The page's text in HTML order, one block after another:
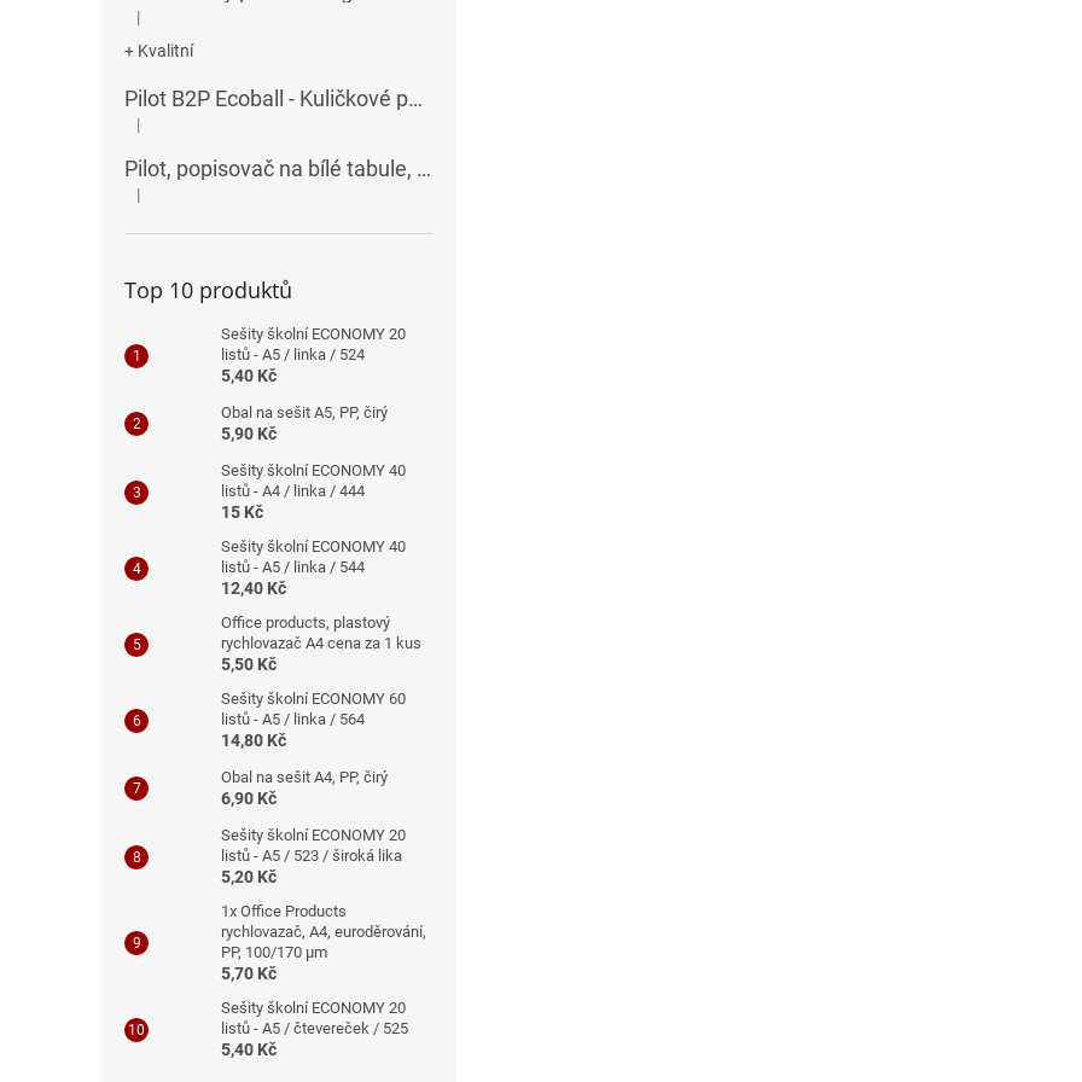
Hodnocení produktu je 5 z 5 hvězdiček.
|
+ Kvalitní
Pilot B2P Ecoball - Kuličkové pero
Hodnocení produktu je 5 z 5 hvězdiček.
|
Pilot, popisovač na bílé tabule, seříznutý hrot, V-Board Master Chisel
Hodnocení produktu je 5 z 5 hvězdiček.
|
Top 10 produktů
Sešity školní ECONOMY 20
listů - A5 / linka / 524
5,40 Kč
Obal na sešit A5, PP, čirý
5,90 Kč
Sešity školní ECONOMY 40
listů - A4 / linka / 444
15 Kč
Sešity školní ECONOMY 40
listů - A5 / linka / 544
12,40 Kč
Office products, plastový
rychlovazač A4 cena za 1 kus
5,50 Kč
Sešity školní ECONOMY 60
listů - A5 / linka / 564
14,80 Kč
Obal na sešit A4, PP, čirý
6,90 Kč
Sešity školní ECONOMY 20
listů - A5 / 523 / široká lika
5,20 Kč
1x Office Products
rychlovazač, A4, euroděrování,
PP, 100/170 μm
5,70 Kč
Sešity školní ECONOMY 20
listů - A5 / čtevereček / 525
5,40 Kč